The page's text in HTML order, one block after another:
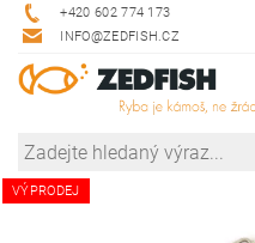
+420 602 774 173
INFO@ZEDFISH.CZ
VÝPRODEJ